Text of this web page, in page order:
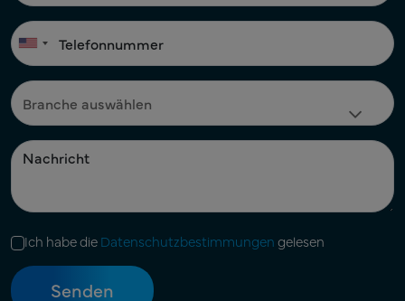
Ich habe dieDatenschutzbestimmungen gelesen